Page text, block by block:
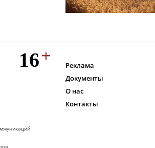
Реклама
Документы
О нас
Контакты